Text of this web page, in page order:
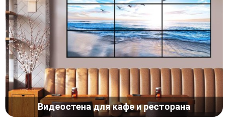
Видеостена для кафе и ресторана